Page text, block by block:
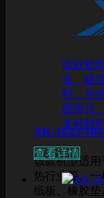
该款机
业，吸
料，包
胶垫片
多种材
XK-1625/
该款机型适
热行业等。
纸板、橡胶垫
查看详情